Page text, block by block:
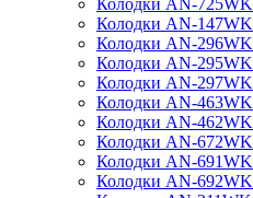
Колодки AN-725WK
Колодки AN-147WK
Колодки AN-296WK
Колодки AN-295WK
Колодки AN-297WK
Колодки AN-463WK
Колодки AN-462WK
Колодки AN-672WK
Колодки AN-691WK
Колодки AN-692WK